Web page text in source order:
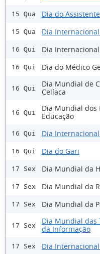
15 Qua Dia do
15 Qua Dia
16 Qui Dia
16 Qui Dia do Médico
16 Qui
Dia Mundial de
Celíaca
16 Qui
Dia Mundial dos
Educação
16 Qui Dia
16 Qui Dia do Gari
17 Sex Dia Mundial da
17 Sex Dia Mundial da
17 Sex Dia Mundial da
17 Sex
Dia Mundial das
da Informação
17 Sex Dia